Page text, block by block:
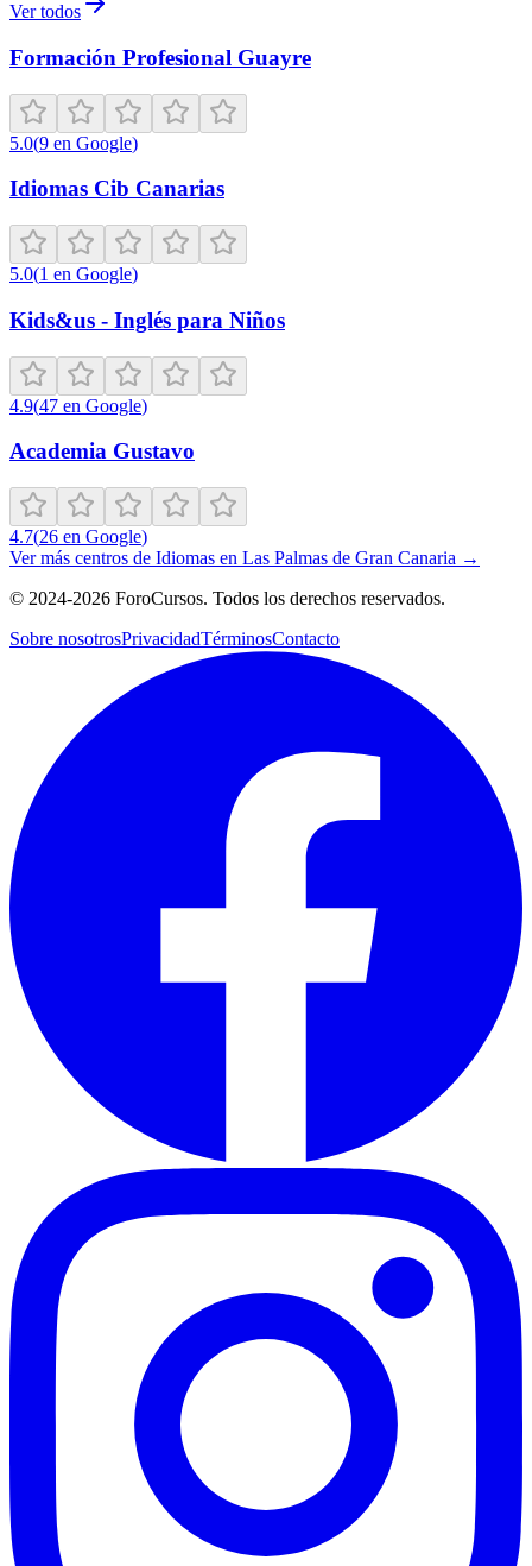
Ver todos
Formación Profesional Guayre
5.0(9 en Google)
Idiomas Cib Canarias
5.0(1 en Google)
Kids&us - Inglés para Niños
4.9(47 en Google)
Academia Gustavo
4.7(26 en Google)
Ver más centros de Idiomas en Las Palmas de Gran Canaria →
© 2024-2026 ForoCursos. Todos los derechos reservados.
Sobre nosotrosPrivacidadTérminosContacto